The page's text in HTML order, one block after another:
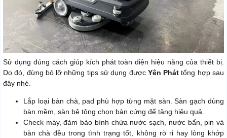
Sử dụng đúng cách giúp kích phát toàn diện hiệu năng của thiết bị.
Do đó, đừng bỏ lỡ những tips sử dụng được Yên Phát tổng hợp sau
đây nhé.
Lắp loại bàn chà, pad phù hợp từng mặt sàn. Sàn gạch dùng
bàn mềm, sàn bê tông chọn bàn cứng để tăng hiệu quả.
Check máy, đảm bảo bình chứa nước sạch, nước bẩn, pin và
bàn chà đều trong tình trạng tốt, không rò rỉ hay lỏng khớp